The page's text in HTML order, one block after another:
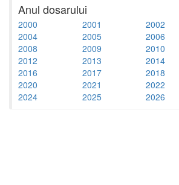
Anul dosarului
2000 2001 2002
2004
2005 2006
2008
2009 2010
2012
2013 2014
2016
2017 2018
2020
2021 2022
2024
2025 2026